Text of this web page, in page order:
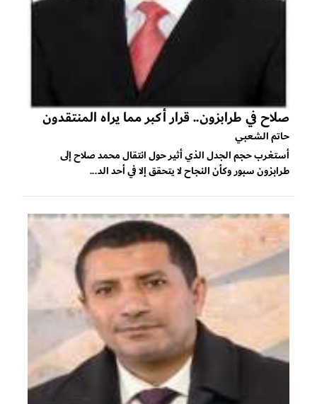
صلاح في طرابزون.. قرار أكبر مما يراه المنتقدون
حاتم الشعبي
أستغرب حجم الجدل الذي أثير حول انتقال محمد صلاح إلى
طرابزون سبور وكأن النجاح لا يتحقق إلا في أحد الد...